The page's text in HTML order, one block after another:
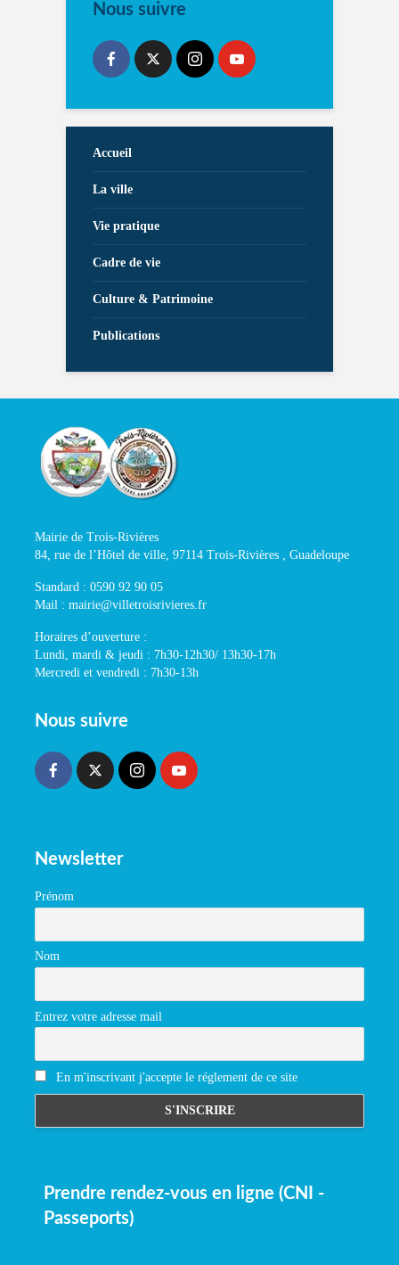
Nous suivre
Accueil
La ville
Vie pratique
Cadre de vie
Culture & Patrimoine
Publications
Mairie de Trois-Rivières
84, rue de l’Hôtel de ville, 97114 Trois-Rivières , Guadeloupe
Standard : 0590 92 90 05
Mail : mairie@villetroisrivieres.fr
Horaires d’ouverture :
Lundi, mardi & jeudi : 7h30-12h30/ 13h30-17h
Mercredi et vendredi : 7h30-13h
Nous suivre
Newsletter
Prénom
Nom
Entrez votre adresse mail
En m'inscrivant j'accepte le réglement de ce site
Prendre rendez-vous en ligne (CNI -
Passeports)